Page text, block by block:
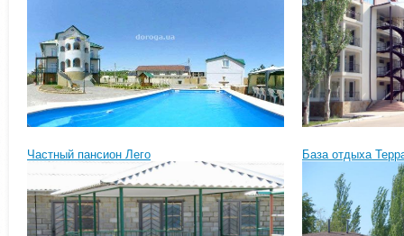
Частный пансион Лего База отдыха